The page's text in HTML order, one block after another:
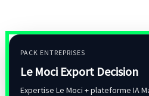
PACK ENTREPRISES
Le Moci Export Decision
Expertise Le Moci + plateforme IA